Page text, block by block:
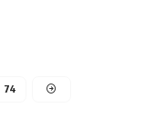
74